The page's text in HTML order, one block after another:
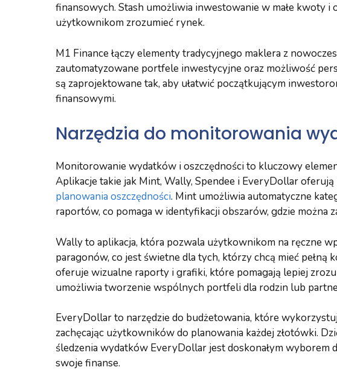
finansowych. Stash umożliwia inwestowanie w małe kwoty i
użytkownikom zrozumieć rynek.
M1 Finance łączy elementy tradycyjnego maklera z
zautomatyzowane portfele inwestycyjne oraz możliwość
są zaprojektowane tak, aby ułatwić początkującym
finansowymi.
Narzędzia do monitorowania
Monitorowanie wydatków i oszczędności to kluczowy
Aplikacje takie jak Mint, Wally, Spendee i EveryDollar
planowania oszczędności. Mint umożliwia automatyczne
raportów, co pomaga w identyfikacji obszarów, gdzie można
Wally to aplikacja, która pozwala użytkownikom na ręczne
paragonów, co jest świetne dla tych, którzy chcą mieć pełną
oferuje wizualne raporty i grafiki, które pomagają lepiej
umożliwia tworzenie wspólnych portfeli dla rodzin lub
EveryDollar to narzędzie do budżetowania, które
zachęcając użytkowników do planowania każdej złotówki.
śledzenia wydatków EveryDollar jest doskonałym wyborem
swoje finanse.